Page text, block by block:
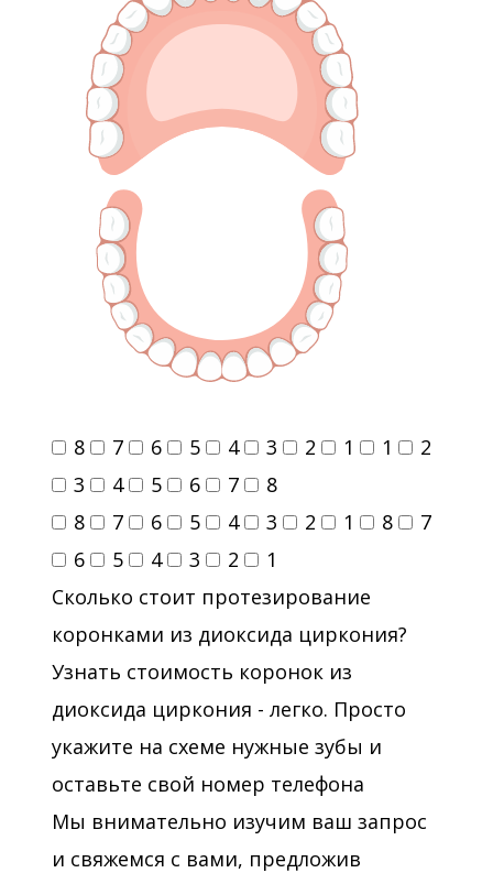
8 7 6 5 4 3 2 1 1
2
3
4 5 6 7
8
8
7 6 5 4 3 2 1 8
7
6
5 4 3 2
1
Сколько стоит протезирование
коронками из диоксида циркония?
Узнать стоимость коронок из
диоксида циркония - легко. Просто
укажите на схеме нужные зубы и
оставьте свой номер телефона
Мы внимательно изучим ваш запрос
и свяжемся с вами, предложив